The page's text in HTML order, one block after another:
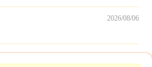
2026/08/06